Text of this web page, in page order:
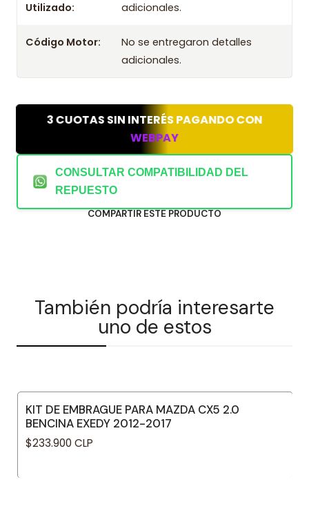
Utilizado:
adicionales.
Código Motor:
No se entregaron detalles
adicionales.
3 CUOTAS SIN INTERÉS PAGANDO CON
WEBPAY
CONSULTAR COMPATIBILIDAD DEL
REPUESTO
COMPARTIR ESTE PRODUCTO
También podría interesarte
uno de estos
KIT DE EMBRAGUE PARA MAZDA CX5 2.0
BENCINA EXEDY 2012-2017
$233.900 CLP